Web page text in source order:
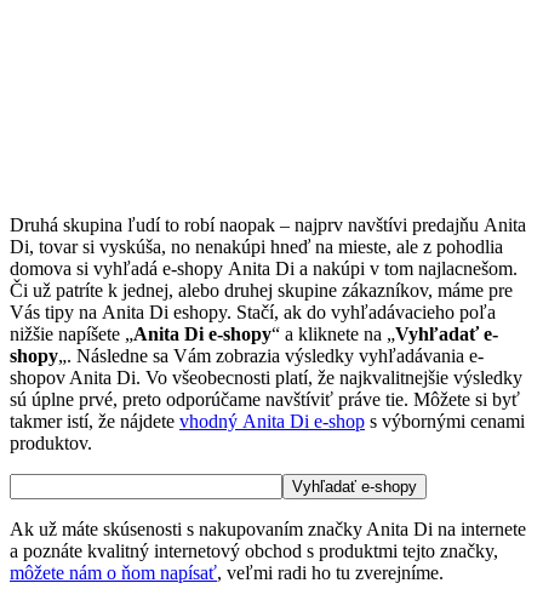
Druhá skupina ľudí to robí naopak – najprv navštívi predajňu Anita
Di, tovar si vyskúša, no nenakúpi hneď na mieste, ale z pohodlia
domova si vyhľadá e-shopy Anita Di a nakúpi v tom najlacnešom.
Či už patríte k jednej, alebo druhej skupine zákazníkov, máme pre
Vás tipy na Anita Di eshopy. Stačí, ak do vyhľadávacieho poľa
nižšie napíšete „Anita Di e-shopy“ a kliknete na „Vyhľadať e-
shopy„. Následne sa Vám zobrazia výsledky vyhľadávania e-
shopov Anita Di. Vo všeobecnosti platí, že najkvalitnejšie výsledky
sú úplne prvé, preto odporúčame navštíviť práve tie. Môžete si byť
takmer istí, že nájdete vhodný Anita Di e-shop s výbornými cenami
produktov.
Ak už máte skúsenosti s nakupovaním značky Anita Di na internete
a poznáte kvalitný internetový obchod s produktmi tejto značky,
môžete nám o ňom napísať, veľmi radi ho tu zverejníme.